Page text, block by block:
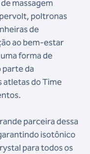
massagem
poltronas
de
ao bem-estar
forma de
parte da
atletas do Time
parceira dessa
isotônico
para todos os